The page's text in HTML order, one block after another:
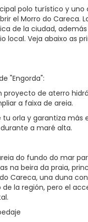
polo turístico y
el Morro do
de la ciudad,
local. Veja abaixo as
"Engorda":
proyecto de aterro
a faixa de areia.
orla y garantiza más
a maré alta.
do fundo do mar
na beira da praia,
Careca, una duna
de la región, pero el